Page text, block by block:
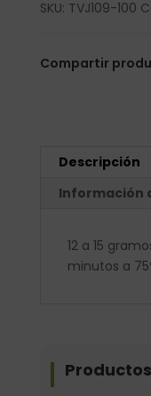
SKU: TVJ109-100
Compartir
Descripción
Información
12 a 15
minutos a